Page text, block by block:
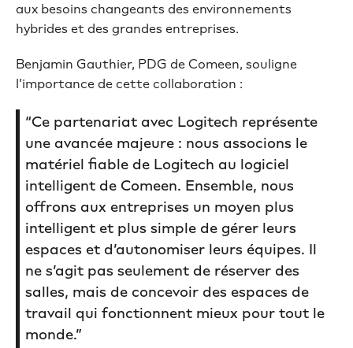
aux besoins changeants des environnements
hybrides et des grandes entreprises.
Benjamin Gauthier, PDG de Comeen, souligne
l’importance de cette collaboration :
“Ce partenariat avec Logitech représente
une avancée majeure : nous associons le
matériel fiable de Logitech au logiciel
intelligent de Comeen. Ensemble, nous
offrons aux entreprises un moyen plus
intelligent et plus simple de gérer leurs
espaces et d’autonomiser leurs équipes. Il
ne s’agit pas seulement de réserver des
salles, mais de concevoir des espaces de
travail qui fonctionnent mieux pour tout le
monde.”